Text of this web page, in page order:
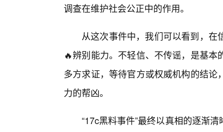
调查在维护社会公正中的作用。
从这次事件中，我们可以看到，
🔥辨别能力。不轻信、不传谣，是基
多方求证，等待官方或权威机构的结
力的帮凶。
“17c黑料事件”最终以真相的逐渐